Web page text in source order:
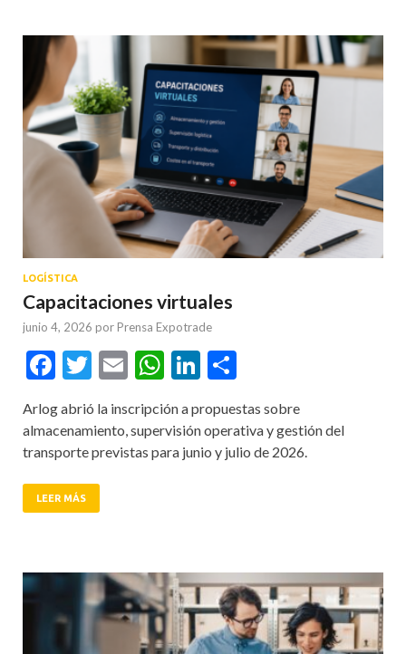
LOGÍSTICA
Capacitaciones virtuales
junio 4, 2026 por Prensa Expotrade
Facebook
Twitter
EmailWhatsApp
LinkedIn
Arlog abrió la inscripción a propuestas sobre
almacenamiento, supervisión operativa y gestión del
transporte previstas para junio y julio de 2026.
LEER MÁS